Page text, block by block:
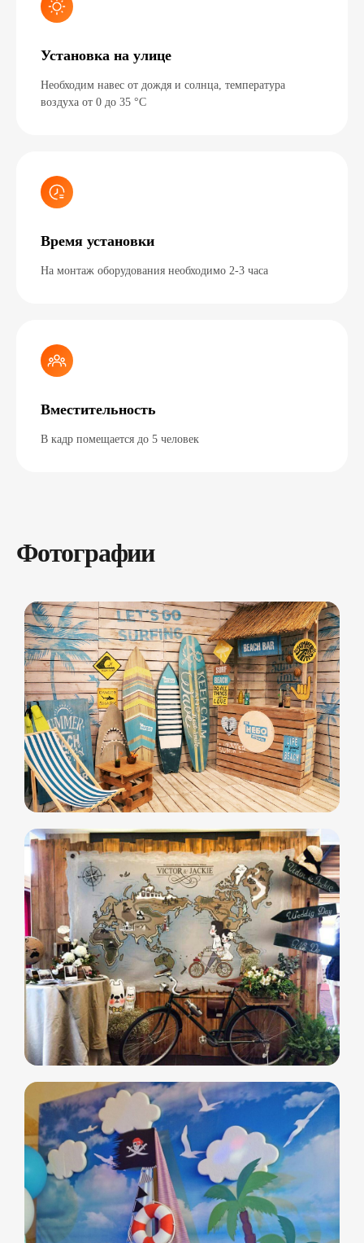
Установка на улице
Необходим навес от дождя и солнца, температура
воздуха от 0 до 35 °C
Время установки
На монтаж оборудования необходимо 2-3 часа
Вместительность
В кадр помещается до 5 человек
Фотографии